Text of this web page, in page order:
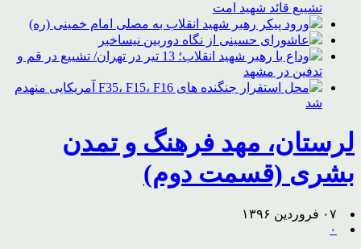
تشییع قائد شهید امت
ورود پیکر رهبر شهید انقلاب به مصلی امام خمینی (ره)
عاشورای حسینی از نگاه دوربین نیساخبر
وداع با رهبر شهید انقلاب؛ 13 تیر در تهران/ تشییع در قم و
تدفین در مشهد
محل استقرار جنگنده های F35، F15، F16 آمریکایی منهدم
شد
لرستان، مهد فرهنگ و تمدن
بشری (قسمت دوم)
۰۷ فروردین ۱۳۹۶
۰